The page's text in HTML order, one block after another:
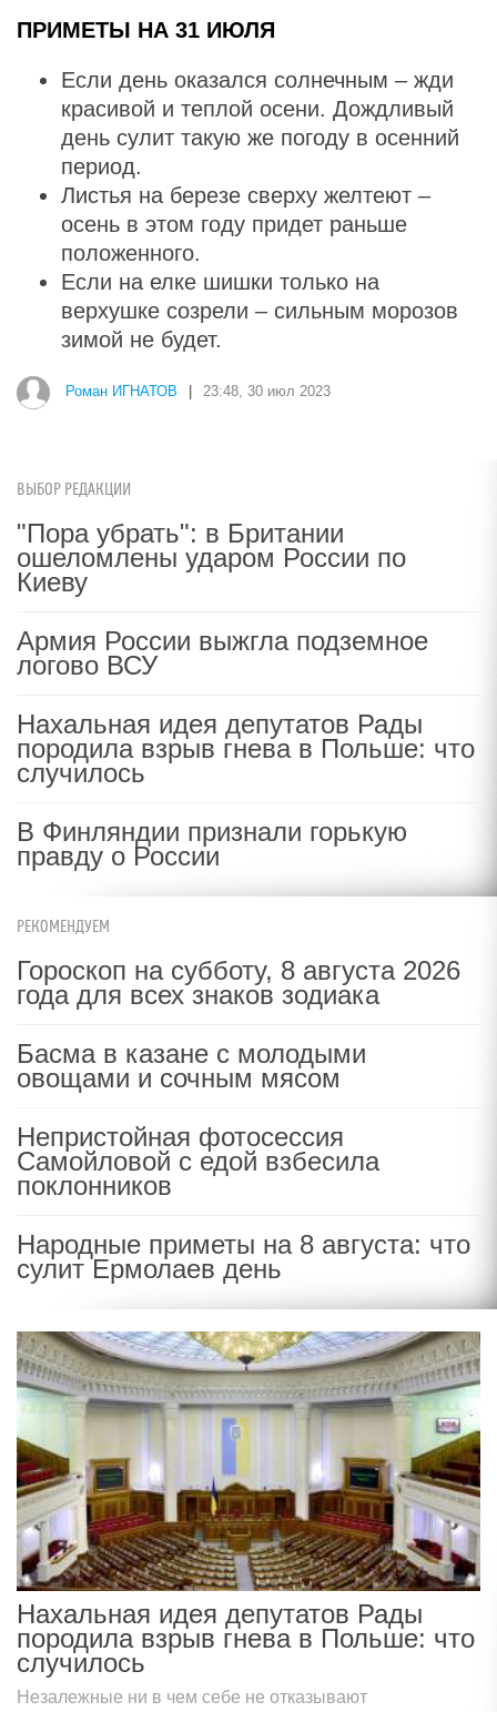
ПРИМЕТЫ НА 31 ИЮЛЯ
Если день оказался солнечным – жди
красивой и теплой осени. Дождливый
день сулит такую же погоду в осенний
период.
Листья на березе сверху желтеют –
осень в этом году придет раньше
положенного.
Если на елке шишки только на
верхушке созрели – сильным морозов
зимой не будет.
Роман ИГНАТОВ 23:48, 30 июл 2023
ВЫБОР РЕДАКЦИИ
"Пора убрать": в Британии
ошеломлены ударом России по
Киеву
Армия России выжгла подземное
логово ВСУ
Нахальная идея депутатов Рады
породила взрыв гнева в Польше: что
случилось
В Финляндии признали горькую
правду о России
РЕКОМЕНДУЕМ
Гороскоп на субботу, 8 августа 2026
года для всех знаков зодиака
Басма в казане с молодыми
овощами и сочным мясом
Непристойная фотосессия
Самойловой с едой взбесила
поклонников
Народные приметы на 8 августа: что
сулит Ермолаев день
Нахальная идея депутатов Рады
породила взрыв гнева в Польше: что
случилось
Незалежные ни в чем себе не отказывают